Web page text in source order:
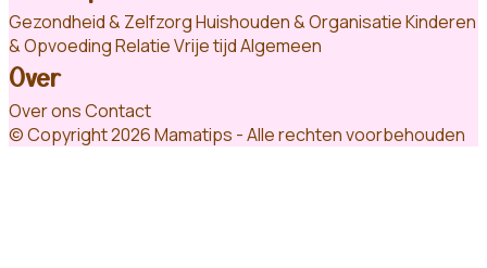
Gezondheid & ZelfzorgHuishouden & OrganisatieKinderen
& OpvoedingRelatieVrije tijdAlgemeen
Over
Over onsContact
© Copyright 2026 Mamatips - Alle rechten voorbehouden